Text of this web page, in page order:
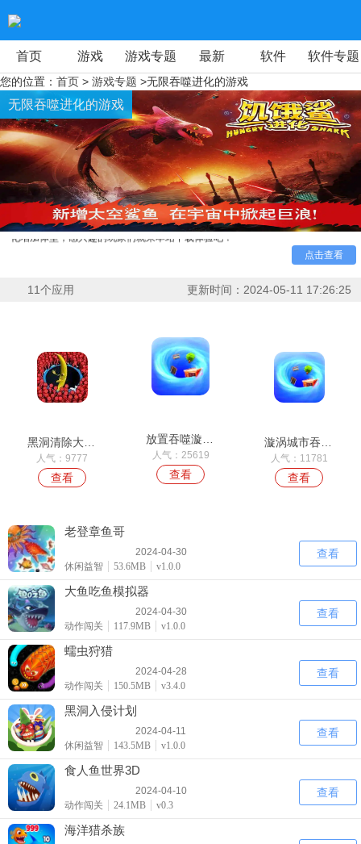
首页 游戏 游戏专题 最新 软件 软件专题
您的位置： 首页 > 游戏专题 >无限吞噬进化的游戏
无限吞噬进化的游戏
点击查看
小编今天为玩家们带来了人气十分火爆的无限吞噬进化的
游戏合集，在这款合集中玩家们可以体验到最全面的高人气吞
噬进化类游戏玩法，吞噬各种比自己弱小的生物不断的获得进
11个应用 更新时间： 2024-05-11 17:26:25
人气：9777
查看
人气：25619
查看
人气：11781
查看
老登章鱼哥
2024-04-30
休闲益智
53.6MB v1.0.0
查看
大鱼吃鱼模拟器
2024-04-30
动作闯关
117.9MB v1.0.0
查看
蠕虫狩猎
2024-04-28
动作闯关
150.5MB v3.4.0
查看
黑洞入侵计划
2024-04-11
休闲益智
143.5MB v1.0.0
查看
食人鱼世界3D
2024-04-10
动作闯关
24.1MB v0.3
查看
海洋猎杀族